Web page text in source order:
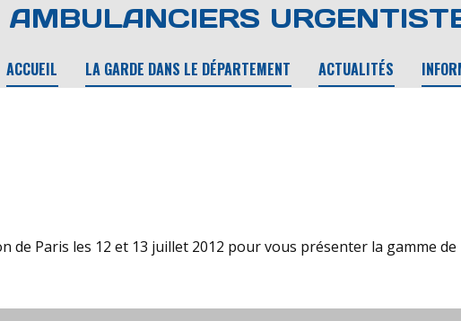
AMBULANCIERS
ACCUEIL LA GARDE DANS LE DÉPARTEMENT ACTUALITÉS
de Paris les 12 et 13 juillet 2012 pour vous présenter la gamme